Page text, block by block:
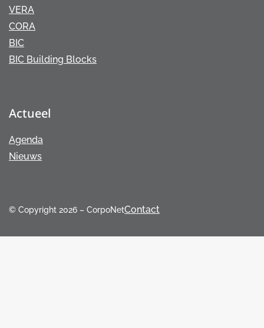
VERA
CORA
BIC
BIC Building Blocks
Actueel
Agenda
Nieuws
© Copyright 2026 – CorpoNetContact